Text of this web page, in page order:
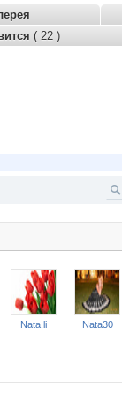
( 22 )
Nata.li Nata30